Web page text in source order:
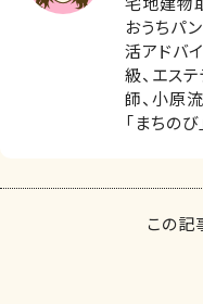
おうちパ
活アドバ
級、エス
師、小原
「まちの
この記